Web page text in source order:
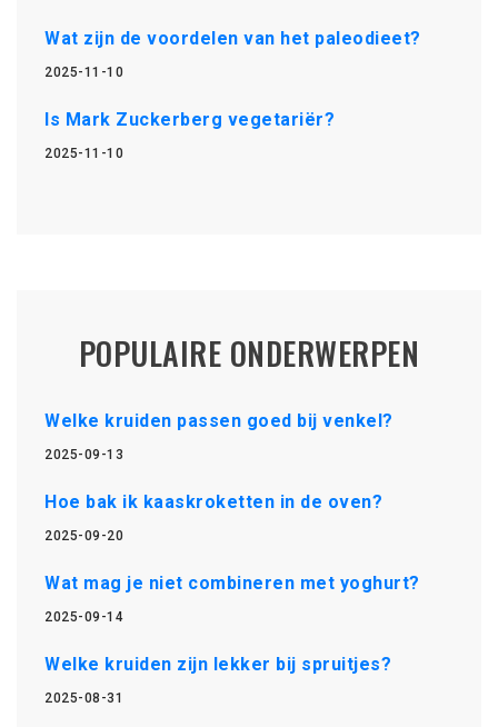
Wat zijn de voordelen van het paleodieet?
2025-11-10
Is Mark Zuckerberg vegetariër?
2025-11-10
POPULAIRE ONDERWERPEN
Welke kruiden passen goed bij venkel?
2025-09-13
Hoe bak ik kaaskroketten in de oven?
2025-09-20
Wat mag je niet combineren met yoghurt?
2025-09-14
Welke kruiden zijn lekker bij spruitjes?
2025-08-31